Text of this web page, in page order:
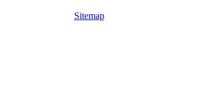
Sitemap